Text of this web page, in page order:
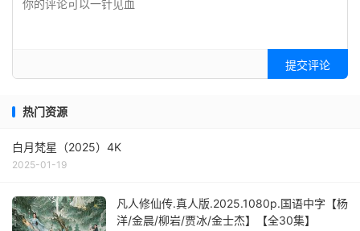
提交评论
热门资源
白月梵星（2025）4K
2025-01-19
凡人修仙传.真人版.2025.1080p.国语中字【杨
洋/金晨/柳岩/贾冰/金士杰】【全30集】